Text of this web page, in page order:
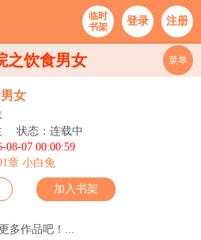
临时
书架
登录 注册
之饮食男女 菜单
女
状态：连载中
08-07 00:00:59
章 小白兔
加入书架
多作品吧！...